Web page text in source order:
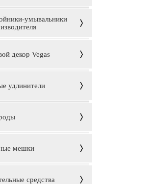
умывальники
декор Vegas
удлинители
мешки
средства